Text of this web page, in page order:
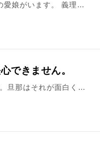
今私達夫婦の間に生後2ヶ月弱の愛娘がいます。 義理母と同居中なのですが旦那さんはお母さんの言う通りにしようと、私の意見を受け入れてくれようとしません。 産まれてすぐ仕事が立て続きお見舞いに一度も来ませんでした。 里帰りした際最初は会いに来てくれましたが途中から来なくなり、旦那のところに帰る日もお迎えに来ると行って来ませんでした。 我が子が泣いていても最初だけあやして途中から床に寝かせ放置する始末です。 義理母のことでストレスが溜まるのに旦那が父親としてしっかりしてくれないので余計にイライラしてしまいます。 離婚は愛娘が成人してからにしようかと思っていますが別居の方もまだ我慢した方がいいでしょうか
できません。
現在育児中の為、専業主婦です。旦那はそれが面白くないようで、「ママは一円も稼いでこないで寝てばかりいる」「さっさと働けばいいのに、そしたらパパは全部ママに任せて遊んで暮らすのに」と、私にではなく子供に愚痴っているようです。たしかに私は旦那の前では一生懸命家事や育児をしたくないので、寝てばかりいます。私が何かをするととにかく気に入らないようで、ダメ出し、文句ばかり言われるので、旦那の前では寝てるしかないんです。寝ていても文句言われるし、何もできません。家に居たくなくて出掛けても文句言われるし、私の存在自体が疎ましいのでしょう。家族で旅行する話をしていても「○人で行ったら○円もかかるなあ～」と言われたら私は来るなと遠回しに言われてるような気がして心苦しいのでいつも私だけ行きません。来年から復職の予定ですが旦那の店でしか働くなと言われてるのでそこで働きますが、そしたら旦那は引退して専業トレーダーになるとか言ってます。そうなったら離婚する、ヒモじゃないんだから！とこれまでに何度も話をしてきましたが、未だにそうしたいようです。そんなこんなで私は生きている意味すら解らなくなりました。旦那の専業トレーダー資金を稼がされる為に結婚したんだろうか？家族から離れ、子供は授かり幸せでしたが、それも計算で子供がいたら簡単に離婚できないだろうと、運転免許も取るな、他では働くな、と制限して自分から離れないようにしているんじゃないか、と不信感でしかありません。最近はろくに口もきかなくなり家庭内別居状態です。何度話し合ってもうやむやにされるか、逆ギレされて終わりです。子供に対してもイライラして八つ当たり、躾からかけ離れた怒り方、で何度か注意しましたが変わりません。それでもまだ子供達は「パパ～」と近寄っていくので好きなようです。なので簡単に離婚に踏み切れません。だけど、毎日朝起きた瞬間から沸々と怒りの感情に支配されては落ち込み、悩んでいます。離婚しないにこしたことはないのでしょうが、怒りを抑えるには私はどう変わっていけたらよいのでしょうか？